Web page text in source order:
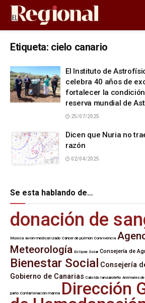
Etiqueta: cielo canario
El Instituto de
celebra 40 años de
fortalecer la
reserva mundial de
25/07/2025
Dicen que Nuria no
razón
02/04/2025
Se esta hablando de…
donación de
Música avión medicalizado Cáncer de pulmón Convivencia
Meteorología Eclipse Solar Consejería de
Bienestar Social Consejería
Gobierno de Canarias Cabildo lanzaroteño Animales
parto Contaminación marina Dirección